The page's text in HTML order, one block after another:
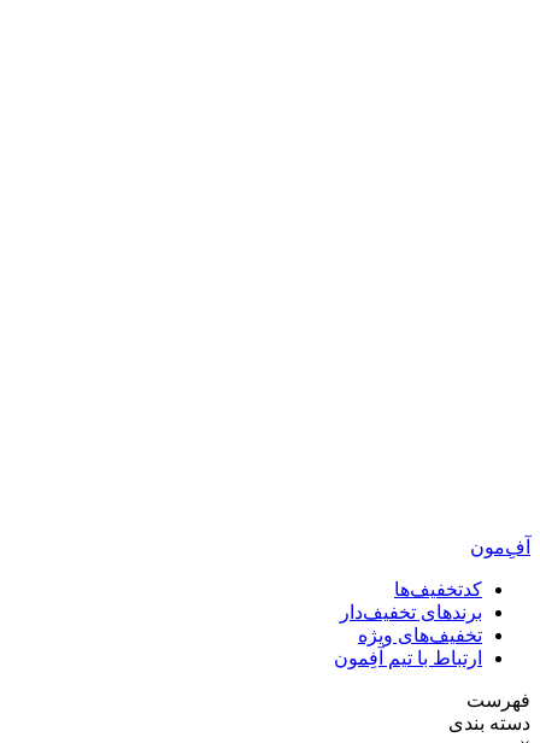
آفِ‌مون
کدتخفیف‌ها
برندهای تخفیف‌دار
تخفیف‌های ویژه
ارتباط با تیم آفِمون
فهرست
دسته بندی